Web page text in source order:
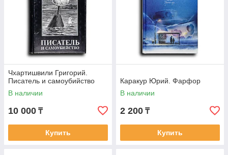
Чхартишвили Григорий.
Писатель и самоубийство
В наличии
10 000 ₸
Купить
Каракур Юрий. Фарфор
В наличии
2 200 ₸
Купить